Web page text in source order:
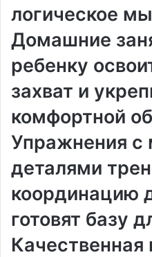
логическое
Домашние
ребенку
захват и
комфортной
Упражнения с
деталями
координацию
готовят базу
Качественная